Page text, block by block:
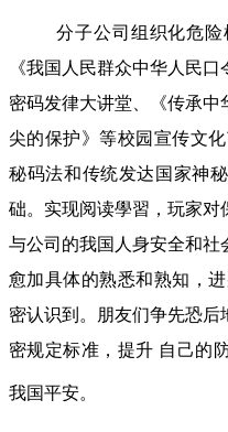
分子公司组织化危
《我国人民群众中华人民
密码发律大讲堂、《传承
尖的保护》等校园宣传文
秘码法和传统发达国家神
础。实现阅读學習，玩家
与公司的我国人身安全和社
愈加具体的熟悉和熟知，
密认识到。朋友们争先恐
密规定标准，提升 自己的
我国平安。